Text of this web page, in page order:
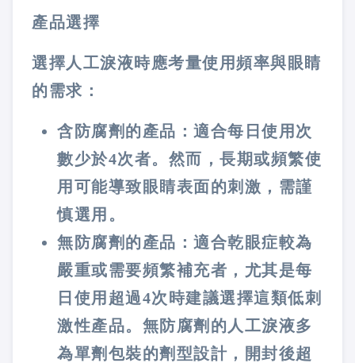
產品選擇
選擇人工淚液時應考量使用頻率與眼睛
的需求：
含防腐劑的產品：適合每日使用次
數少於4次者。然而，長期或頻繁使
用可能導致眼睛表面的刺激，需謹
慎選用。
無防腐劑的產品：適合乾眼症較為
嚴重或需要頻繁補充者，尤其是每
日使用超過4次時建議選擇這類低刺
激性產品。無防腐劑的人工淚液多
為單劑包裝的劑型設計，開封後超